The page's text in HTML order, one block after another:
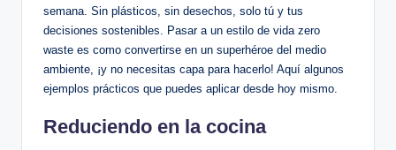
semana. Sin plásticos, sin desechos, solo tú y tus
decisiones sostenibles. Pasar a un estilo de vida zero
waste es como convertirse en un superhéroe del medio
ambiente, ¡y no necesitas capa para hacerlo! Aquí algunos
ejemplos prácticos que puedes aplicar desde hoy mismo.
Reduciendo en la cocina